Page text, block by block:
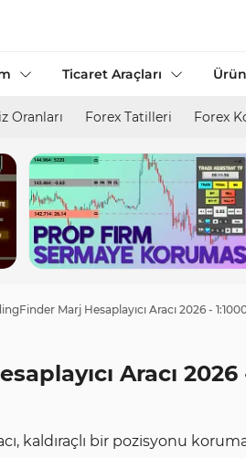
Ticaret Araçları
Oranları Forex Tatilleri Forex
Marj Hesaplayıcı Aracı 2026 -
Aracı 2026
kaldıraçlı bir pozisyonu